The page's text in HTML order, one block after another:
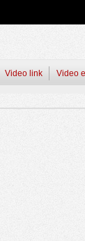
Video link Video